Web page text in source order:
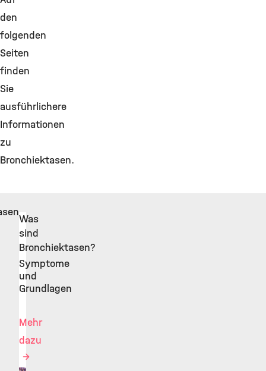
den
folgenden
Seiten
finden
Sie
ausführlichere
Informationen
zu
Bronchiektasen.
Was
sind
Bronchiektasen?
Symptome
und
Grundlagen
Mehr
dazu